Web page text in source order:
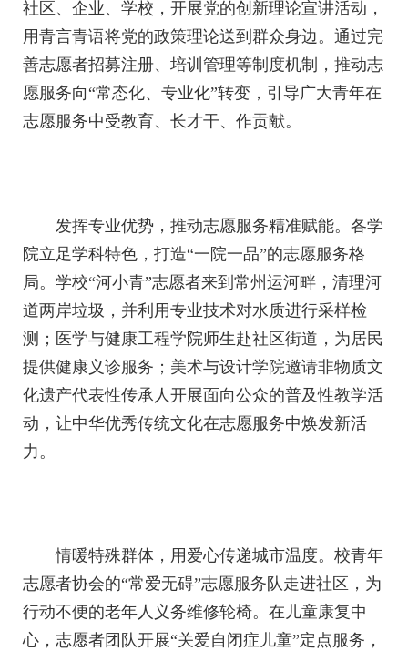
社区、企业、学校，开展党的创新理论宣讲活动，
用青言青语将党的政策理论送到群众身边。通过完
善志愿者招募注册、培训管理等制度机制，推动志
愿服务向“常态化、专业化”转变，引导广大青年在
志愿服务中受教育、长才干、作贡献。
发挥专业优势，推动志愿服务精准赋能。各学
院立足学科特色，打造“一院一品”的志愿服务格
局。学校“河小青”志愿者来到常州运河畔，清理河
道两岸垃圾，并利用专业技术对水质进行采样检
测；医学与健康工程学院师生赴社区街道，为居民
提供健康义诊服务；美术与设计学院邀请非物质文
化遗产代表性传承人开展面向公众的普及性教学活
动，让中华优秀传统文化在志愿服务中焕发新活
力。
情暖特殊群体，用爱心传递城市温度。校青年
志愿者协会的“常爱无碍”志愿服务队走进社区，为
行动不便的老年人义务维修轮椅。在儿童康复中
心，志愿者团队开展“关爱自闭症儿童”定点服务，